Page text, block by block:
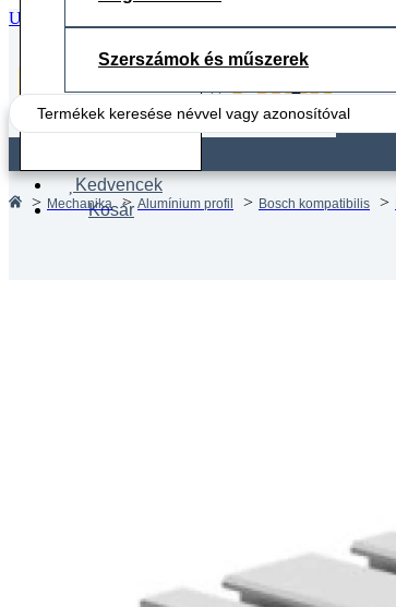
Ugrás a fő tartalomhoz
Search
...
Kedvencek
Kosár
Szerszámok és műszerek
Mechanika Alumínium profil Bosch kompatibilis